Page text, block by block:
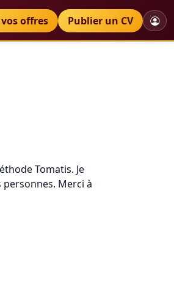
Petites annonces
offres Publier un CV
Tomatis. Je
Merci à